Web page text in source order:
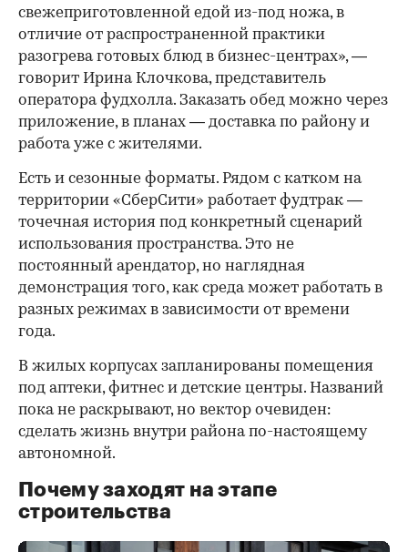
свежеприготовленной едой из-под ножа, в
отличие от распространенной практики
разогрева готовых блюд в бизнес-центрах», —
говорит Ирина Клочкова, представитель
оператора фудхолла. Заказать обед можно через
приложение, в планах — доставка по району и
работа уже с жителями.
Есть и сезонные форматы. Рядом с катком на
территории «СберСити» работает фудтрак —
точечная история под конкретный сценарий
использования пространства. Это не
постоянный арендатор, но наглядная
демонстрация того, как среда может работать в
разных режимах в зависимости от времени
года.
В жилых корпусах запланированы помещения
под аптеки, фитнес и детские центры. Названий
пока не раскрывают, но вектор очевиден:
сделать жизнь внутри района по-настоящему
автономной.
Почему заходят на этапе
строительства